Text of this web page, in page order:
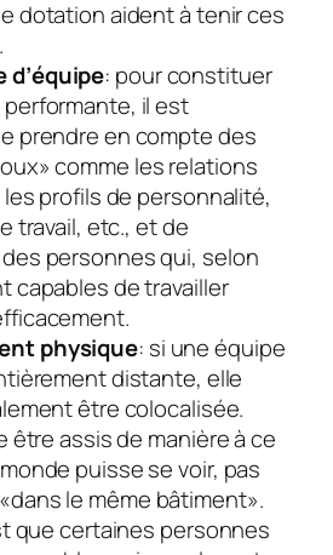
dotation aident à tenir ces
d’équipe: pour constituer
il est
prendre en compte des
comme les relations
profils de personnalité,
travail, etc., et de
personnes qui, selon
capables de travailler
physique: si une équipe
distante, elle
être colocalisée.
être assis de manière à ce
puisse se voir, pas
le même bâtiment».
que certaines personnes